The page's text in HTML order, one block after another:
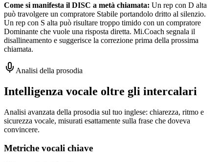
Come si manifesta il DISC a metà chiamata: Un rep con D alta
può travolgere un compratore Stabile portandolo dritto al silenzio.
Un rep con S alta può risultare troppo timido con un compratore
Dominante che vuole una risposta diretta. Mi.Coach segnala il
disallineamento e suggerisce la correzione prima della prossima
chiamata.
Analisi della prosodia
Intelligenza vocale oltre gli intercalari
Analisi avanzata della prosodia sul tuo inglese: chiarezza, ritmo e
sicurezza vocale, misurati esattamente sulla frase che doveva
convincere.
Metriche vocali chiave